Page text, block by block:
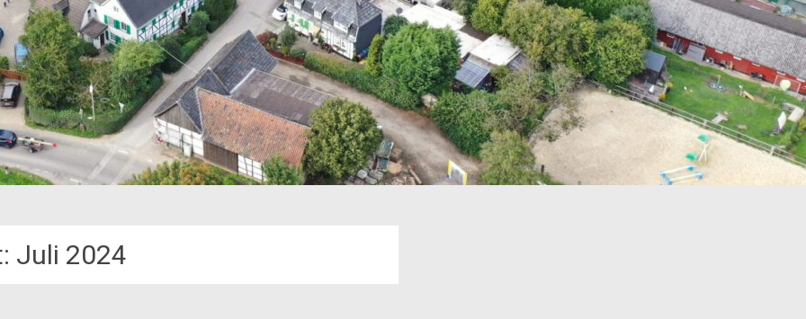
Juli 2024